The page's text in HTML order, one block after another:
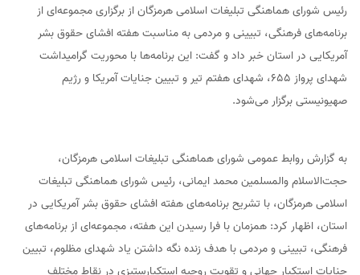
رئیس شورای هماهنگی تبلیغات اسلامی هرمزگان از برگزاری مجموعه‌ای از
برنامه‌های فرهنگی، تبیینی و مردمی به مناسبت هفته افشای حقوق بشر
آمریکایی در استان خبر داد و گفت: این برنامه‌ها با محوریت گرامیداشت
شهدای پرواز ۶۵۵، شهدای هفتم تیر و تبیین جنایات آمریکا و رژیم
صهیونیستی برگزار می‌شود.
به گزارش روابط عمومی شورای هماهنگی تبلیغات اسلامی هرمزگان،
حجت‌الاسلام والمسلمین محمد ایمانی، رئیس شورای هماهنگی تبلیغات
اسلامی هرمزگان، با تشریح برنامه‌های هفته افشای حقوق بشر آمریکایی در
استان، اظهار کرد: همزمان با فرا رسیدن این هفته، مجموعه‌ای از برنامه‌های
فرهنگی، تبیینی و مردمی با هدف زنده نگه داشتن یاد شهدای مظلوم، تبیین
جنایات استکبار جهانی و تقویت روحیه استکبارستیزی در نقاط مختلف